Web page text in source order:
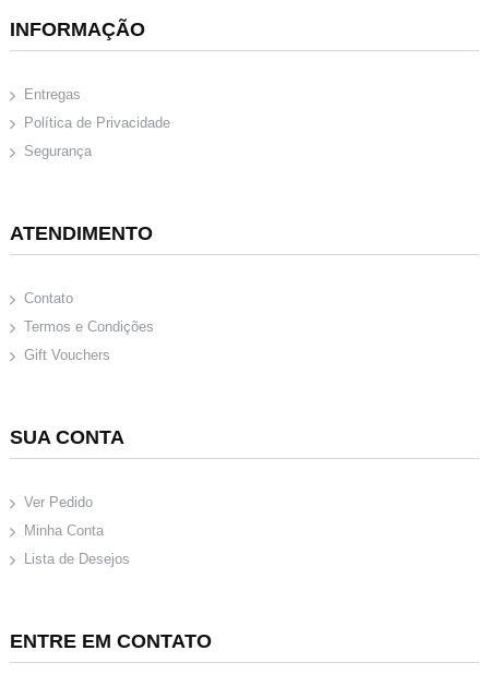
INFORMAÇÃO
Entregas
Política de Privacidade
Segurança
ATENDIMENTO
Contato
Termos e Condições
Gift Vouchers
SUA CONTA
Ver Pedido
Minha Conta
Lista de Desejos
ENTRE EM CONTATO